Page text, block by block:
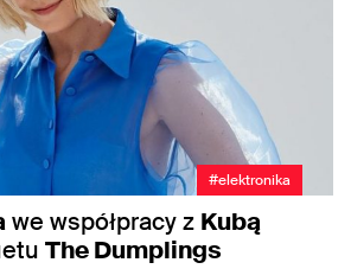
#elektronika
we współpracy z Kubą
The Dumplings